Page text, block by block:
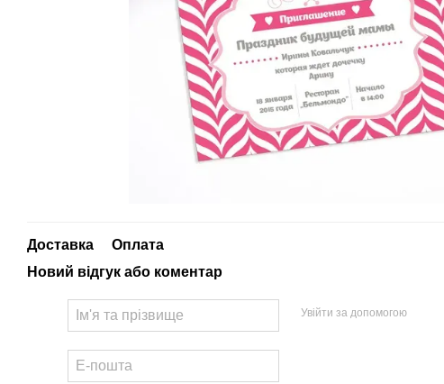
Доставка
Оплата
Новий відгук або коментар
Увійти за допомогою